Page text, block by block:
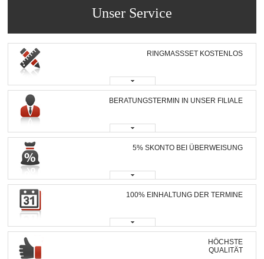
Unser Service
RINGMASSSET KOSTENLOS
BERATUNGSTERMIN IN UNSER FILIALE
5% SKONTO BEI ÜBERWEISUNG
100% EINHALTUNG DER TERMINE
HÖCHSTE
QUALITÄT